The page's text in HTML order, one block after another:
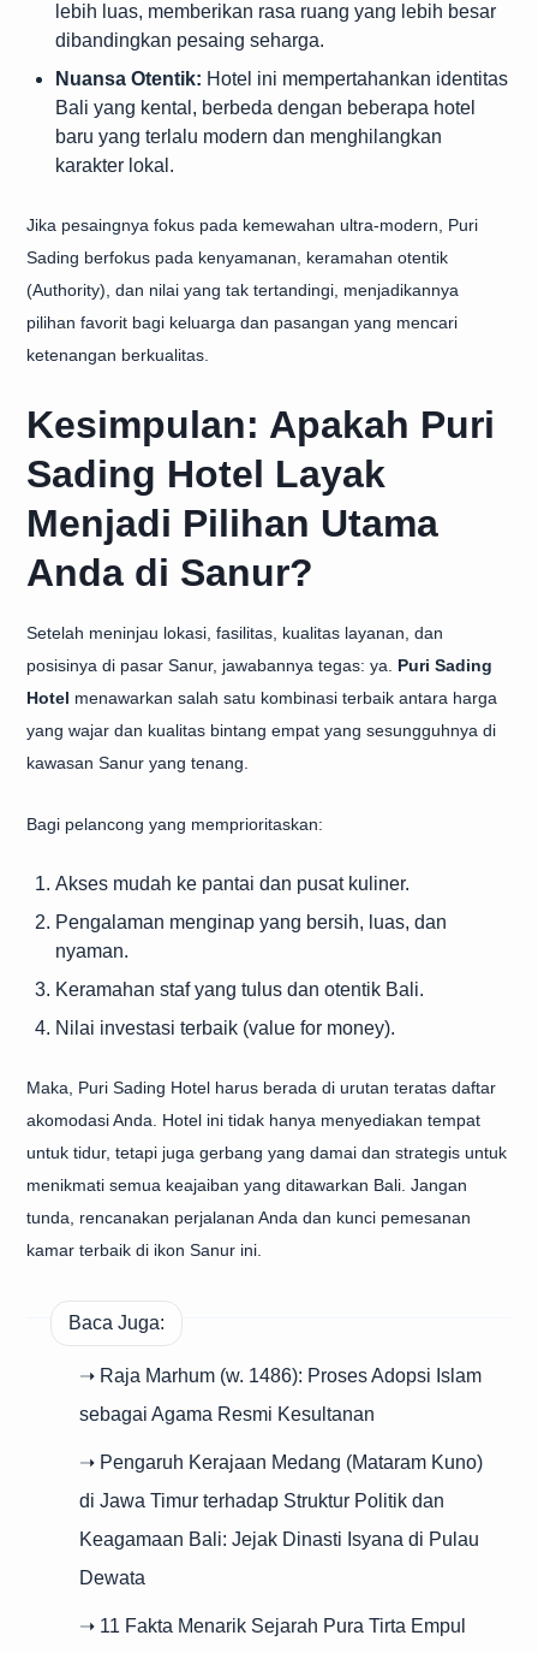
lebih luas, memberikan rasa ruang yang lebih besar
dibandingkan pesaing seharga.
Nuansa Otentik: Hotel ini mempertahankan identitas
Bali yang kental, berbeda dengan beberapa hotel
baru yang terlalu modern dan menghilangkan
karakter lokal.
Jika pesaingnya fokus pada kemewahan ultra-modern, Puri
Sading berfokus pada kenyamanan, keramahan otentik
(Authority), dan nilai yang tak tertandingi, menjadikannya
pilihan favorit bagi keluarga dan pasangan yang mencari
ketenangan berkualitas.
Kesimpulan: Apakah Puri
Sading Hotel Layak
Menjadi Pilihan Utama
Anda di Sanur?
Setelah meninjau lokasi, fasilitas, kualitas layanan, dan
posisinya di pasar Sanur, jawabannya tegas: ya. Puri Sading
Hotel menawarkan salah satu kombinasi terbaik antara harga
yang wajar dan kualitas bintang empat yang sesungguhnya di
kawasan Sanur yang tenang.
Bagi pelancong yang memprioritaskan:
Akses mudah ke pantai dan pusat kuliner.
Pengalaman menginap yang bersih, luas, dan
nyaman.
Keramahan staf yang tulus dan otentik Bali.
Nilai investasi terbaik (value for money).
Maka, Puri Sading Hotel harus berada di urutan teratas daftar
akomodasi Anda. Hotel ini tidak hanya menyediakan tempat
untuk tidur, tetapi juga gerbang yang damai dan strategis untuk
menikmati semua keajaiban yang ditawarkan Bali. Jangan
tunda, rencanakan perjalanan Anda dan kunci pemesanan
kamar terbaik di ikon Sanur ini.
Baca Juga:
➝ Raja Marhum (w. 1486): Proses Adopsi Islam
sebagai Agama Resmi Kesultanan
➝ Pengaruh Kerajaan Medang (Mataram Kuno)
di Jawa Timur terhadap Struktur Politik dan
Keagamaan Bali: Jejak Dinasti Isyana di Pulau
Dewata
➝ 11 Fakta Menarik Sejarah Pura Tirta Empul